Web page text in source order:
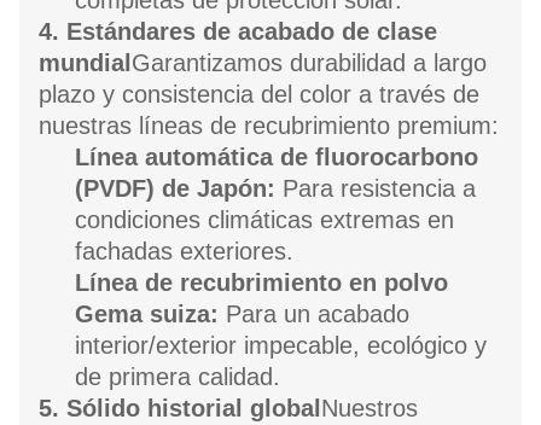
4. Estándares de acabado de clase
mundial Garantizamos durabilidad a largo
plazo y consistencia del color a través de
nuestras líneas de recubrimiento premium:
Línea automática de fluorocarbono
(PVDF) de Japón: Para resistencia a
condiciones climáticas extremas en
fachadas exteriores.
Línea de recubrimiento en polvo
Gema suiza: Para un acabado
interior/exterior impecable, ecológico y
de primera calidad.
5. Sólido historial global Nuestros